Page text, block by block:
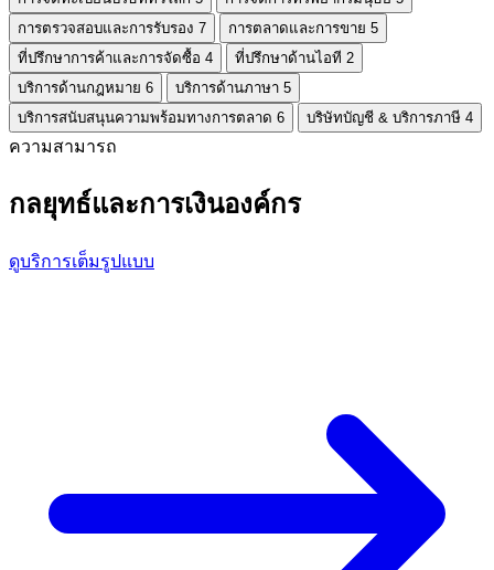
การตรวจสอบและการรับรอง 7 การตลาดและการขาย 5
ที่ปรึกษาการค้าและการจัดซื้อ 4 ที่ปรึกษาด้านไอที 2
บริการด้านกฎหมาย 6 บริการด้านภาษา 5
บริการสนับสนุนความพร้อมทางการตลาด 6 บริษัทบัญชี & บริการภาษี 4
ความสามารถ
กลยุทธ์และการเงินองค์กร
ดูบริการเต็มรูปแบบ